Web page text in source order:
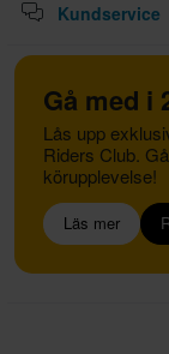
Kundservice
Gå med i
Lås upp
Riders Club.
körupplevelse!
Läs mer